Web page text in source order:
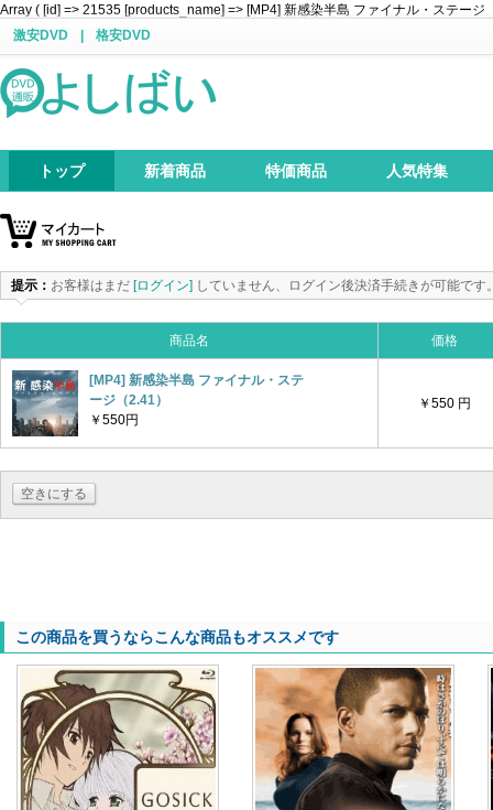
Array ( [id] => 21535 [products_name] => [MP4] 新感染半島 ファイナル・ステージ
激安DVD
格安DVD
トップ 新着商品 特価商品 人気特集
提示： お客様はまだ [ログイン] していません、ログイン後決済手続きが可能です
商品名 価格
[MP4] 新感染半島 ファイナル・ステ
ージ（2.41）
￥550円
￥550 円
空きにする
この商品を買うならこんな商品もオススメです